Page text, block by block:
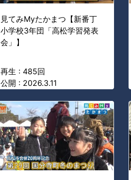
見てみMyたかまつ【新番丁
小学校3年団「高松学習発表
会」】
再生 : 485回
公開 : 2026.3.11